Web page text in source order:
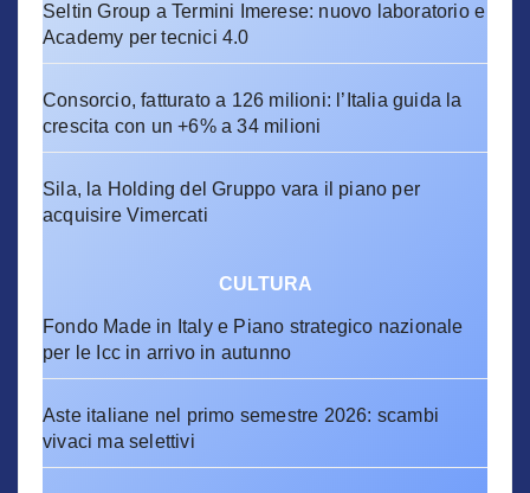
Seltin Group a Termini Imerese: nuovo laboratorio e
Academy per tecnici 4.0
Consorcio, fatturato a 126 milioni: l’Italia guida la
crescita con un +6% a 34 milioni
Sila, la Holding del Gruppo vara il piano per
acquisire Vimercati
CULTURA
Fondo Made in Italy e Piano strategico nazionale
per le Icc in arrivo in autunno
Aste italiane nel primo semestre 2026: scambi
vivaci ma selettivi